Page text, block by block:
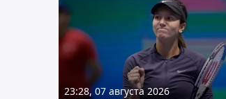
23:28, 07 августа 2026